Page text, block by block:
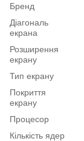
Бренд
Діагональ
екрана
Розширення
екрану
Тип екрану
Покриття
екрану
Процесор
Кількість ядер